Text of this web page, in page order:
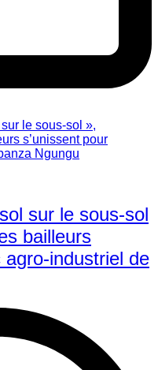
sur le sous-sol
bailleurs
agro-industriel de